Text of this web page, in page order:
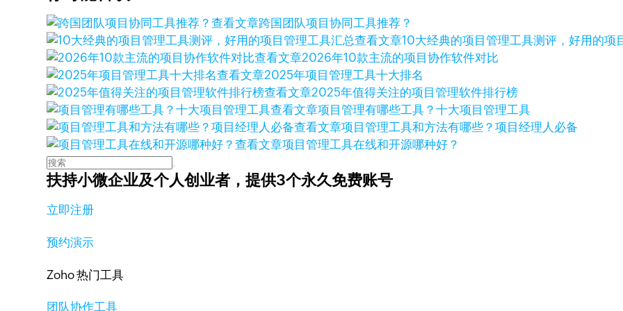
查看文章跨国团队项目协同工具推荐？
查看文章10大经典的项目管理工具测评，好用的项
查看文章2026年10款主流的项目协作软件对比
查看文章2025年项目管理工具十大排名
查看文章2025年值得关注的项目管理软件排行榜
查看文章项目管理有哪些工具？十大项目管理工具
查看文章项目管理工具和方法有哪些？项目经理人必备
查看文章项目管理工具在线和开源哪种好？
扶持小微企业及个人创业者，提供3个永久免费账号
立即注册
预约演示
Zoho 热门工具
团队协作工具